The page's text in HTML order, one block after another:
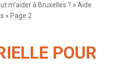
m’aider à Bruxelles ? »Aide
» Page 2
POUR